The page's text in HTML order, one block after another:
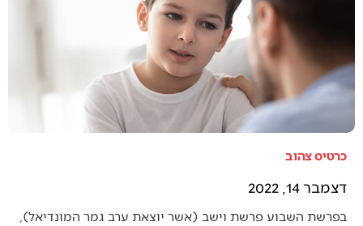
כרטיס צהוב
דצמבר 14, 2022
בפרשת השבוע פרשת וישב (אשר יוצאת ערב גמר המונדיאל),